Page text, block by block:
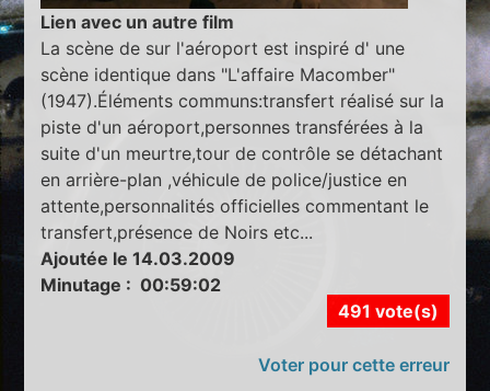
Lien avec un autre film
La scène de sur l'aéroport est inspiré d' une
scène identique dans "L'affaire Macomber"
(1947).Éléments communs:transfert réalisé sur la
piste d'un aéroport,personnes transférées à la
suite d'un meurtre,tour de contrôle se détachant
en arrière-plan ,véhicule de police/justice en
attente,personnalités officielles commentant le
transfert,présence de Noirs etc...
Ajoutée le 14.03.2009
Minutage : 00:59:02
491 vote(s)
Voter pour cette erreur